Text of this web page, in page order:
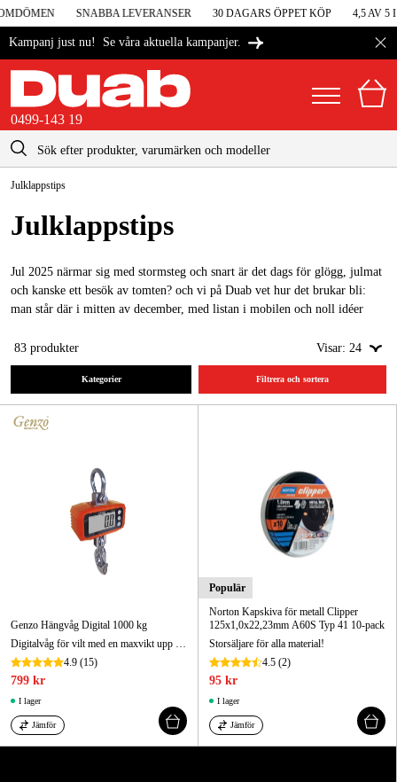
SNABBA LEVERANSER 30 DAGARS ÖPPET KÖP 4,5 AV 5 I
Kampanj just nu! Se våra aktuella kampanjer.
0499-143 19
Sverige
Danmark
Suomi
Norge
Maskiner & verktyg
Garage & verkstad
Maskintillbehör & förbrukning
Arbetskläder & skydd
Skog & trädgård
Kampanjer
Våra varumärken
Kontakt & Öppettider
FAQ
kontakt@duab.se
Julklappstips
Julklappstips
Jul 2025 närmar sig med stormsteg och snart är det dags för glögg, julmat
och kanske ett besök av tomten? och vi på Duab vet hur det brukar bli:
man står där i mitten av december, med listan i mobilen och noll idéer
hamnar längst in i förrådet efter trettonhelgen. Här hittar du julklappstips
för allt från hemmamekaren i garaget till proffset på bygget, och för den
som helst bara vill vara varm och nöjd hela vintern.
83 produkter Visar: 24
Kategorier Filtrera och sortera
Genzo Hängvåg Digital 1000 kg
Digitalvåg för vilt med en maxvikt upp till 1000kg!
4.9 (15)
799 kr
I lager
Jämför
Populär
Norton Kapskiva för metall Clipper
125x1,0x22,23mm A60S Typ 41 10-pack
Storsäljare för alla material!
4.5 (2)
95 kr
I lager
Jämför